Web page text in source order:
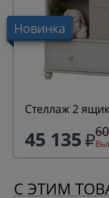
Новинка
45 135
С ЭТИМ